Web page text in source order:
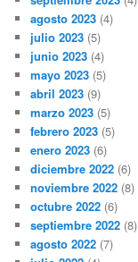
agosto 2023 (4)
julio 2023 (5)
junio 2023 (4)
mayo 2023 (5)
abril 2023 (9)
marzo 2023 (5)
febrero 2023 (5)
enero 2023 (6)
diciembre 2022 (6)
noviembre 2022 (8)
octubre 2022 (6)
septiembre 2022 (8)
agosto 2022 (7)